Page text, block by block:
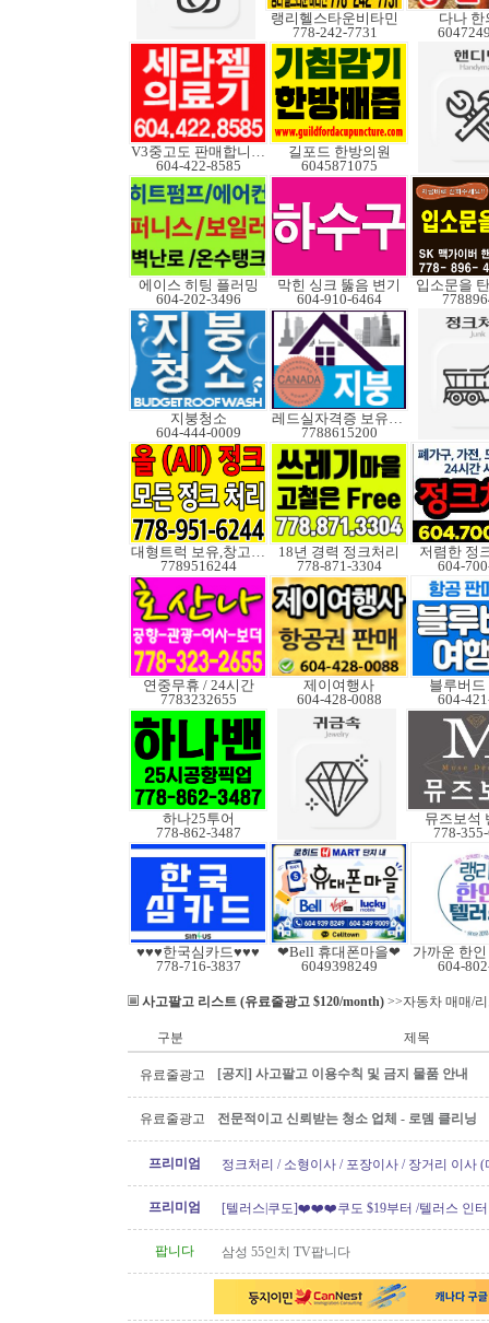
랭리헬스타운비타민
778-242-7731
다나 한
V3중고도 판매합니다.
604-422-8585
길포드 한방의원
6045871075
에이스 히팅 플러밍
604-202-3496
막힌 싱크 뚫음 변기
604-910-6464
입소문을
지붕청소
604-444-0009
레드실자격증 보유업체
7788615200
대형트럭 보유,창고보관
7789516244
18년 경력 정크처리
778-871-3304
저렴한 정
604-
연중무휴 / 24시간
7783232655
제이여행사
604-428-0088
블루버드
604-
하나25투어
778-862-3487
뮤즈보석
778-
♥♥♥한국심카드♥♥♥
778-716-3837
❤Bell 휴대폰마을❤
6049398249
604-
사고팔고 리스트 (유료줄광고 $120/month) >>자동차 매매/
구분 제목
유료줄광고 [공지] 사고팔고 이용수칙 및 금지 물품 안내
유료줄광고 전문적이고 신뢰받는 청소 업체 - 로뎀 클리닝
프리미엄 정크처리 / 소형이사 / 포장이사 / 장거리 이사 (
프리미엄
[텔러스|쿠도]❤️❤️❤️쿠도 $19부터 /텔러스 인터
팝니다
삼성 55인치 TV팝니다